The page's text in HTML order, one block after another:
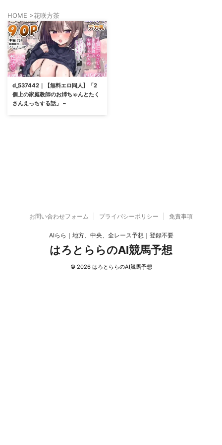
HOME >花咲方茶
d_537442｜【無料エロ同人】「2
個上の家庭教師のお姉ちゃんとたく
さんえっちする話」 –
お問い合わせフォーム プライバシーポリシー 免責事項
AIらら｜地方、中央、全レース予想｜登録不要
はろとららのAI競馬予想
© 2026 はろとららのAI競馬予想